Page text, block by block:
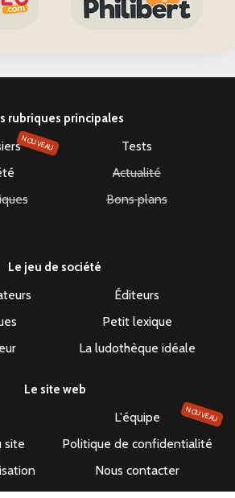
rubriques principales
NOUVEAU
Tests
Actualité
Bons plans
Le jeu de société
Éditeurs
Petit lexique
La ludothèque idéale
Le site web
L'équipe NOUVEAU
site
Politique de confidentialité
Nous contacter